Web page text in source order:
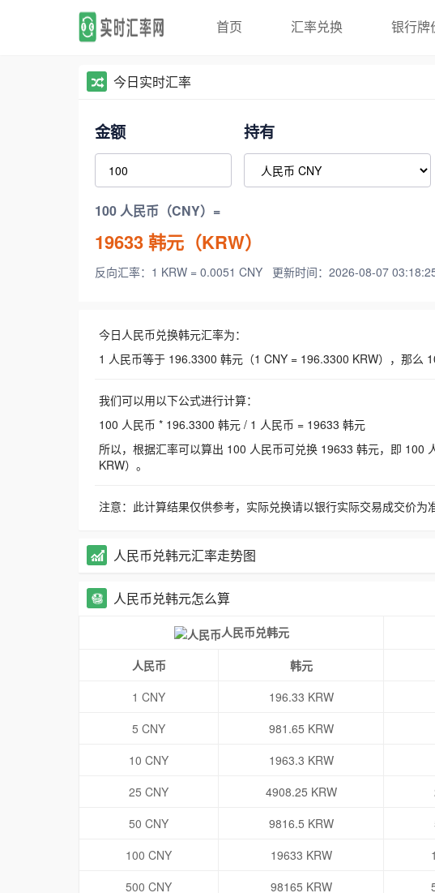
首页 汇率兑换 银行牌
今日实时汇率
金额 持有
100 人民币（CNY）=
19633韩元（KRW）
反向汇率：1 KRW = 0.0051 CNY 更新时间：2026-08-07
今日人民币兑换韩元汇率为：
1 人民币等于 196.3300 韩元（1 CNY = 196.3300 KRW），那么
我们可以用以下公式进行计算：
100 人民币 * 196.3300 韩元 / 1 人民币 = 19633 韩元
所以，根据汇率可以算出 100 人民币可兑换 19633 韩元，即 100
KRW）。
注意：此计算结果仅供参考，实际兑换请以银行实际交易成交价为准
人民币兑韩元汇率走势图
人民币兑韩元怎么算
人民币兑韩元
人民币 韩元
1 CNY
196.33 KRW
5 CNY
981.65 KRW
10 CNY
1963.3 KRW
25 CNY
4908.25 KRW
50 CNY
9816.5 KRW
100 CNY
19633 KRW
500 CNY
98165 KRW